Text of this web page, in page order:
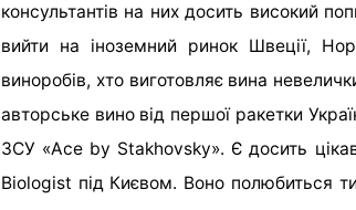
консультантів на них досить високий
вийти на іноземний ринок Швеції,
виноробів, хто виготовляє вина
авторське вино від першої ракетки
ЗСУ «Ace by Stakhovsky». Є досить
Biologist під Києвом. Воно полюбиться